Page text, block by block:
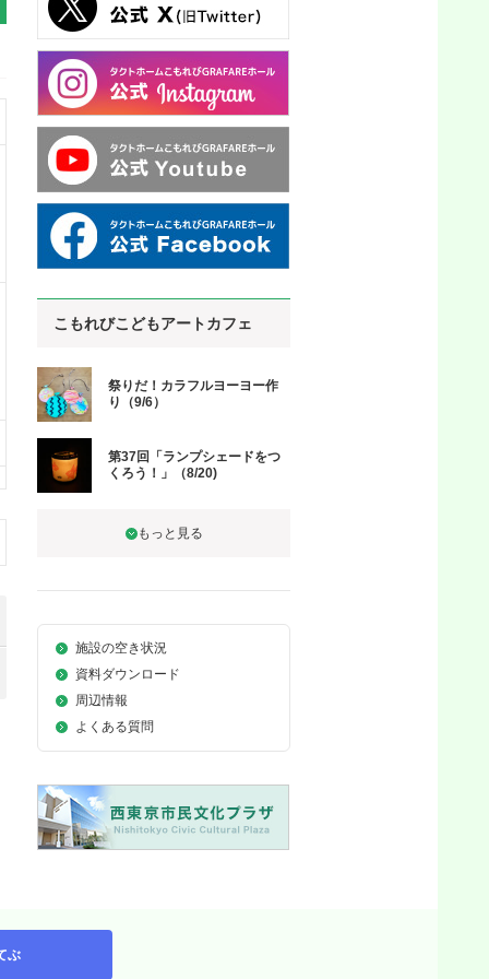
こもれびこどもアートカフェ
祭りだ！カラフルヨーヨー作
り（9/6）
第37回「ランプシェードをつ
くろう！」（8/20)
施設の空き状況
資料ダウンロード
周辺情報
よくある質問
ぶ